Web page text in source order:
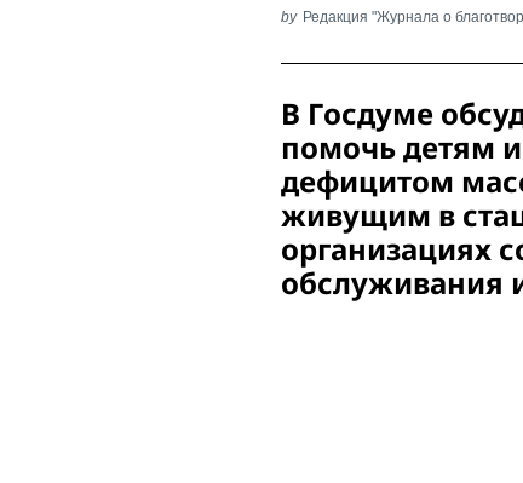
by Редакция "Журнала о
Post
Navigation
В Госдуме
помочь детям
дефицитом
живущим в
организациях
обслуживания